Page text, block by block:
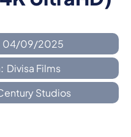
04/09/2025
Divisa Films
Studios